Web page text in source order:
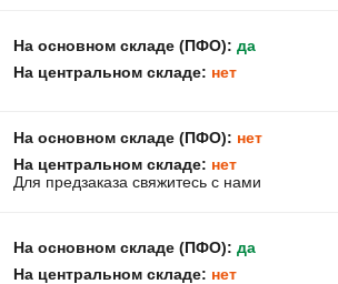
На основном складе (ПФО): да
На центральном складе: нет
На основном складе (ПФО): нет
На центральном складе: нет
Для предзаказа свяжитесь с нами
На основном складе (ПФО): да
На центральном складе: нет